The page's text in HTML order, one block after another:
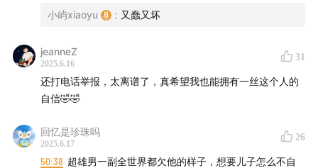
其他产品，做床品他们是专业的！
【听友福利】
点击链接：mo.m.tmall.com
或复制口令到淘宝￥tMkLVsY1UR6￥CZ0001/
或去淘店搜【七 西 旗 舰 店】向客服报暗号“边缘物语”领
小屿xiaoyu : 又蠢又坏
jeanneZ
2025.6.16
31
还打电话举报，太离谱了，真希望我也能拥有一丝这个人的
自信🤣🤣
回忆是珍珠吗
2025.6.17
26
50:38 超雄男一副全世界都欠他的样子，想要儿子怎么不自